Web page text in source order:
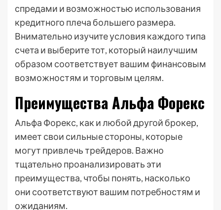
спредами и возможностью использования
кредитного плеча большего размера.
Внимательно изучите условия каждого типа
счета и выберите тот, который наилучшим
образом соответствует вашим финансовым
возможностям и торговым целям.
Преимущества Альфа Форекс
Альфа Форекс, как и любой другой брокер,
имеет свои сильные стороны, которые
могут привлечь трейдеров. Важно
тщательно проанализировать эти
преимущества, чтобы понять, насколько
они соответствуют вашим потребностям и
ожиданиям.